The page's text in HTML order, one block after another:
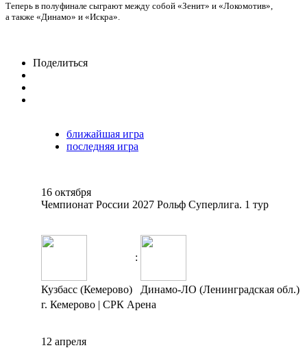
Теперь в полуфинале сыграют между собой «Зенит» и «Локомотив»,
а также «Динамо» и «Искра».
Поделиться
ближайшая игра
последняя игра
16 октября
Чемпионат России 2027 Рольф Суперлига. 1 тур
:
Кузбасс (Кемерово)
Динамо-ЛО (Ленинградская обл.)
г. Кемерово | СРК Арена
12 апреля